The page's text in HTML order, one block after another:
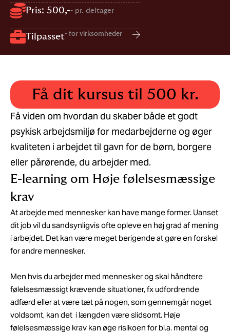
Pris: 500,-- pr. deltager
Tilpasset- for virksomheder
Få dit kursus til 500 kr.
Få viden om hvordan du skaber både et godt
psykisk arbejdsmiljø for medarbejderne og øger
kvaliteten i arbejdet til gavn for de børn, borgere
eller pårørende, du arbejder med.
E-learning om Høje følelsesmæssige
krav
At arbejde med mennesker kan have mange former. Uanset
dit job vil du sandsynligvis ofte opleve en høj grad af mening
i arbejdet. Det kan være meget berigende at gøre en forskel
for andre mennesker.
Men hvis du arbejder med mennesker og skal håndtere
følelsesmæssigt krævende situationer, fx udfordrende
adfærd eller at være tæt på nogen, som gennemgår noget
voldsomt, kan det i længden være slidsomt. Høje
følelsesmæssige krav kan øge risikoen for bl.a. mental og